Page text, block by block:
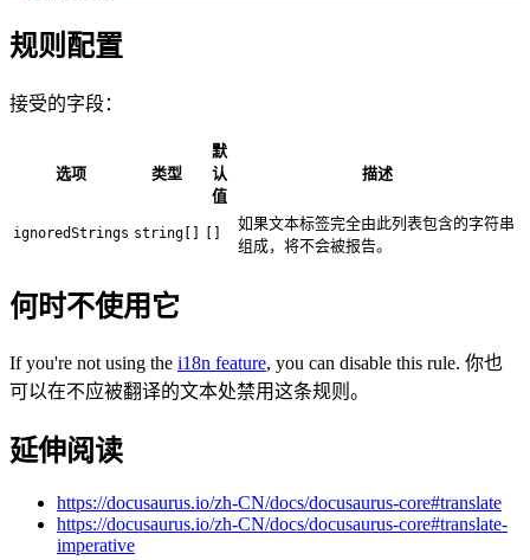
规则配置
接受的字段：
选项 类型
默
认
值
描述
ignoredStrings string[] []
如果文本标签完全由此列表包含的字符串
组成，将不会被报告。
何时不使用它
If you're not using the i18n feature, you can disable this rule. 你也
可以在不应被翻译的文本处禁用这条规则。
延伸阅读
https://docusaurus.io/zh-CN/docs/docusaurus-core#translate
https://docusaurus.io/zh-CN/docs/docusaurus-core#translate-
imperative